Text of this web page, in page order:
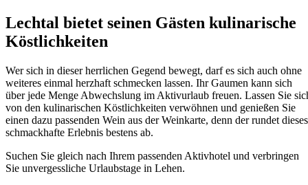
Lechtal bietet seinen Gästen kulinarische
Köstlichkeiten
Wer sich in dieser herrlichen Gegend bewegt, darf es sich auch ohne
weiteres einmal herzhaft schmecken lassen. Ihr Gaumen kann sich
über jede Menge Abwechslung im Aktivurlaub freuen. Lassen Sie
von den kulinarischen Köstlichkeiten verwöhnen und genießen Sie
einen dazu passenden Wein aus der Weinkarte, denn der rundet dieses
schmackhafte Erlebnis bestens ab.
Suchen Sie gleich nach Ihrem passenden Aktivhotel und verbringen
Sie unvergessliche Urlaubstage in Lehen.